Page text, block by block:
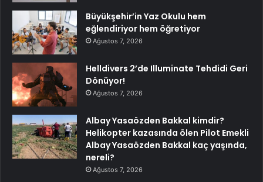
Büyükşehir’in Yaz Okulu hem
eğlendiriyor hem öğretiyor
Ağustos 7, 2026
Helldivers 2’de Illuminate Tehdidi Geri
Dönüyor!
Ağustos 7, 2026
Albay Yasaözden Bakkal kimdir?
Helikopter kazasında ölen Pilot Emekli
Albay Yasaözden Bakkal kaç yaşında,
nereli?
Ağustos 7, 2026